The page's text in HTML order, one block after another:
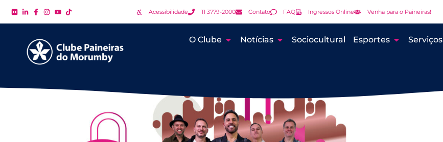
Acessibilidade 11 3779-2000 Contato FAQ Ingressos Online Venha para o Paineiras!
O Clube Notícias Sociocultural Esportes Serviços